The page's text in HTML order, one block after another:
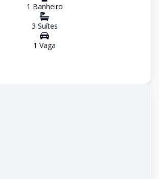
1 Banheiro
3 Suítes
1 Vaga